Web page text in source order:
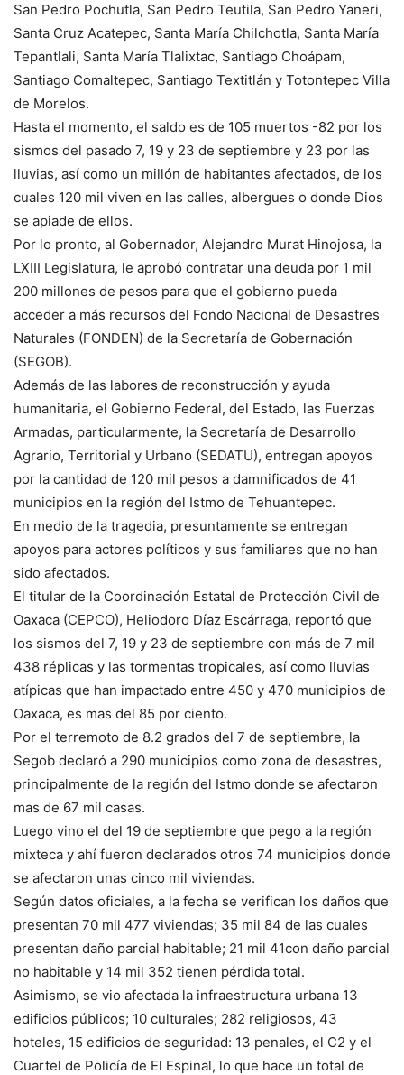
San Pedro Pochutla, San Pedro Teutila, San Pedro Yaneri,
Santa Cruz Acatepec, Santa María Chilchotla, Santa María
Tepantlali, Santa María Tlalixtac, Santiago Choápam,
Santiago Comaltepec, Santiago Textitlán y Totontepec Villa
de Morelos.
Hasta el momento, el saldo es de 105 muertos -82 por los
sismos del pasado 7, 19 y 23 de septiembre y 23 por las
lluvias, así como un millón de habitantes afectados, de los
cuales 120 mil viven en las calles, albergues o donde Dios
se apiade de ellos.
Por lo pronto, al Gobernador, Alejandro Murat Hinojosa, la
LXIII Legislatura, le aprobó contratar una deuda por 1 mil
200 millones de pesos para que el gobierno pueda
acceder a más recursos del Fondo Nacional de Desastres
Naturales (FONDEN) de la Secretaría de Gobernación
(SEGOB).
Además de las labores de reconstrucción y ayuda
humanitaria, el Gobierno Federal, del Estado, las Fuerzas
Armadas, particularmente, la Secretaría de Desarrollo
Agrario, Territorial y Urbano (SEDATU), entregan apoyos
por la cantidad de 120 mil pesos a damnificados de 41
municipios en la región del Istmo de Tehuantepec.
En medio de la tragedia, presuntamente se entregan
apoyos para actores políticos y sus familiares que no han
sido afectados.
El titular de la Coordinación Estatal de Protección Civil de
Oaxaca (CEPCO), Heliodoro Díaz Escárraga, reportó que
los sismos del 7, 19 y 23 de septiembre con más de 7 mil
438 réplicas y las tormentas tropicales, así como lluvias
atípicas que han impactado entre 450 y 470 municipios de
Oaxaca, es mas del 85 por ciento.
Por el terremoto de 8.2 grados del 7 de septiembre, la
Segob declaró a 290 municipios como zona de desastres,
principalmente de la región del Istmo donde se afectaron
mas de 67 mil casas.
Luego vino el del 19 de septiembre que pego a la región
mixteca y ahí fueron declarados otros 74 municipios donde
se afectaron unas cinco mil viviendas.
Según datos oficiales, a la fecha se verifican los daños que
presentan 70 mil 477 viviendas; 35 mil 84 de las cuales
presentan daño parcial habitable; 21 mil 41con daño parcial
no habitable y 14 mil 352 tienen pérdida total.
Asimismo, se vio afectada la infraestructura urbana 13
edificios públicos; 10 culturales; 282 religiosos, 43
hoteles, 15 edificios de seguridad: 13 penales, el C2 y el
Cuartel de Policía de El Espinal, lo que hace un total de